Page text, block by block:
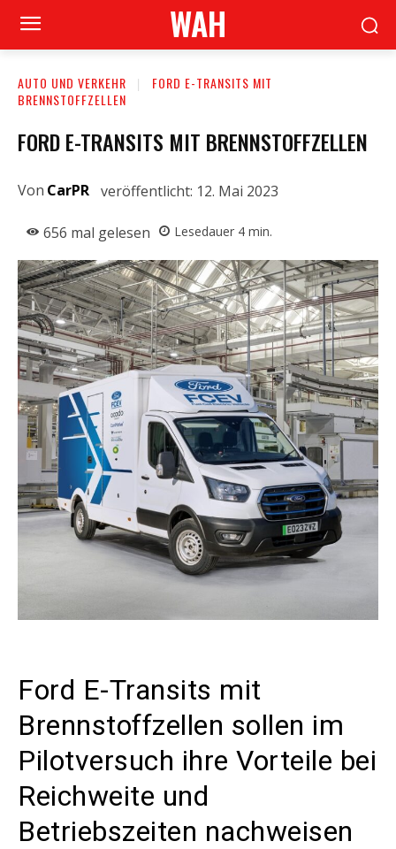
WAH
AUTO UND VERKEHR
FORD E-TRANSITS MIT
BRENNSTOFFZELLEN
FORD E-TRANSITS MIT BRENNSTOFFZELLEN
Von CarPR veröffentlicht: 12. Mai 2023
656 mal gelesen Lesedauer 4 min.
Ford E-Transits mit
Brennstoffzellen sollen im
Pilotversuch ihre Vorteile bei
Reichweite und
Betriebszeiten nachweisen